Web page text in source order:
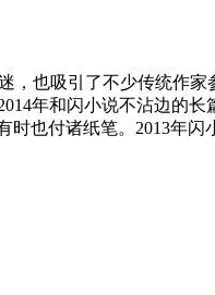
，也吸引了不少传统作家
年和闪小说不沾边的长
也付诸纸笔。2013年闪